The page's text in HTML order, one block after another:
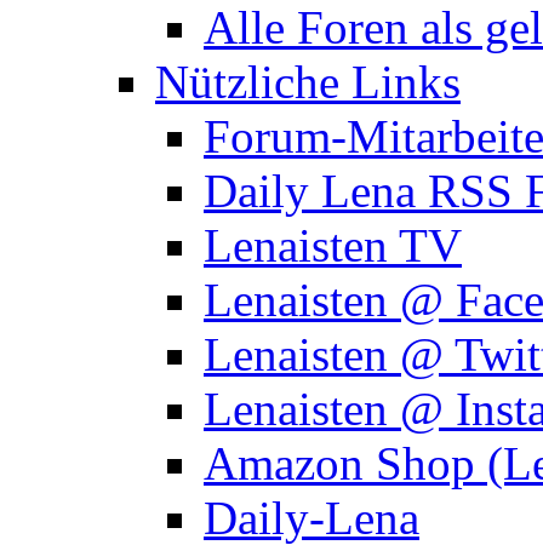
Alle Foren als
Nützliche Links
Forum-
Daily Lena RSS
Lenaisten TV
Lenaisten @
Lenaisten @
Lenaisten @
Amazon Shop
Daily-Lena